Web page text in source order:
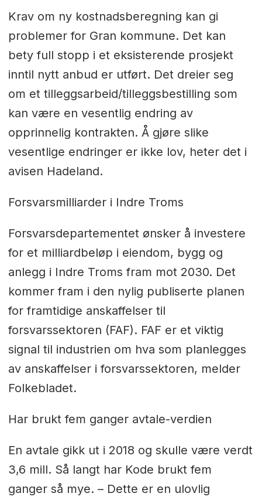
Krav om ny kostnadsberegning kan gi
problemer for Gran kommune. Det kan
bety full stopp i et eksisterende prosjekt
inntil nytt anbud er utført. Det dreier seg
om et tilleggsarbeid/tilleggsbestilling som
kan være en vesentlig endring av
opprinnelig kontrakten. Å gjøre slike
vesentlige endringer er ikke lov, heter det i
avisen Hadeland.
Forsvarsmilliarder i Indre Troms
Forsvarsdepartementet ønsker å investere
for et milliardbeløp i eiendom, bygg og
anlegg i Indre Troms fram mot 2030. Det
kommer fram i den nylig publiserte planen
for framtidige anskaffelser til
forsvarssektoren (FAF). FAF er et viktig
signal til industrien om hva som planlegges
av anskaffelser i forsvarssektoren, melder
Folkebladet.
Har brukt fem ganger avtale-verdien
En avtale gikk ut i 2018 og skulle være verdt
3,6 mill. Så langt har Kode brukt fem
ganger så mye. – Dette er en ulovlig